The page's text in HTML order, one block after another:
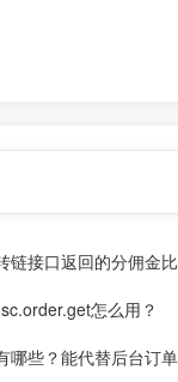
链接口返回的分佣金
怎么用？
哪些？能代替后台订